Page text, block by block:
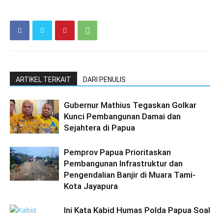
ARTIKEL TERKAIT DARI PENULIS
Gubernur Mathius Tegaskan Golkar
Kunci Pembangunan Damai dan
Sejahtera di Papua
Pemprov Papua Prioritaskan
Pembangunan Infrastruktur dan
Pengendalian Banjir di Muara Tami-
Kota Jayapura
Ini Kata Kabid Humas Polda Papua Soal